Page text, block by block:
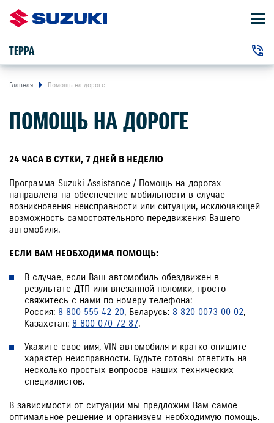
ТЕРРА
г. Иркутск, Ширямова улица, 2/1
АВТОМОБИЛИ
ВЛАДЕЛЬЦАМ
О КОМПАНИИ
КОНТАКТЫ
НОВОСТИ
ЗАКАЗАТЬ ЗВОНОК
Главная Помощь на дороге
ПОМОЩЬ НА ДОРОГЕ
24 ЧАСА В СУТКИ, 7 ДНЕЙ В НЕДЕЛЮ
Программа Suzuki Assistance / Помощь на дорогах
направлена на обеспечение мобильности в случае
возникновения неисправности или ситуации, исключающей
возможность самостоятельного передвижения Вашего
автомобиля.
ЕСЛИ ВАМ НЕОБХОДИМА ПОМОЩЬ:
В случае, если Ваш автомобиль обездвижен в
результате ДТП или внезапной поломки, просто
свяжитесь с нами по номеру телефона:
Россия: 8 800 555 42 20, Беларусь: 8 820 0073 00 02,
Казахстан: 8 800 070 72 87.
Укажите свое имя, VIN автомобиля и кратко опишите
характер неисправности. Будьте готовы ответить на
несколько простых вопросов наших технических
специалистов.
В зависимости от ситуации мы предложим Вам самое
оптимальное решение и организуем необходимую помощь.